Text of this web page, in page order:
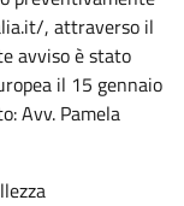
, attraverso il
avviso è stato
il 15 gennaio
Avv. Pamela